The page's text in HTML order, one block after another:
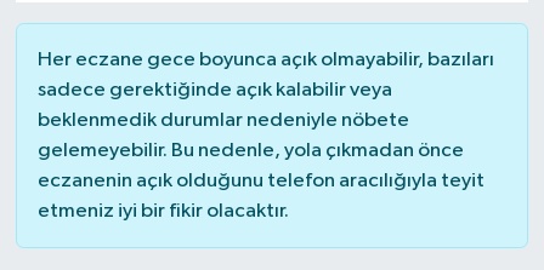
Her eczane gece boyunca açık olmayabilir, bazıları
sadece gerektiğinde açık kalabilir veya
beklenmedik durumlar nedeniyle nöbete
gelemeyebilir. Bu nedenle, yola çıkmadan önce
eczanenin açık olduğunu telefon aracılığıyla teyit
etmeniz iyi bir fikir olacaktır.